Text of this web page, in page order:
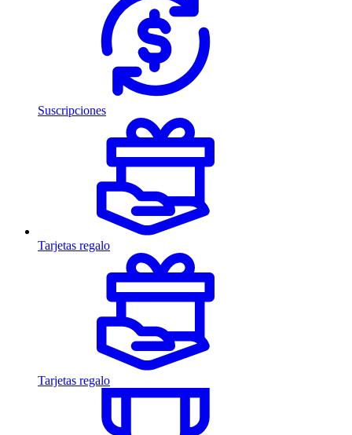
Suscripciones
Tarjetas regalo
Tarjetas regalo